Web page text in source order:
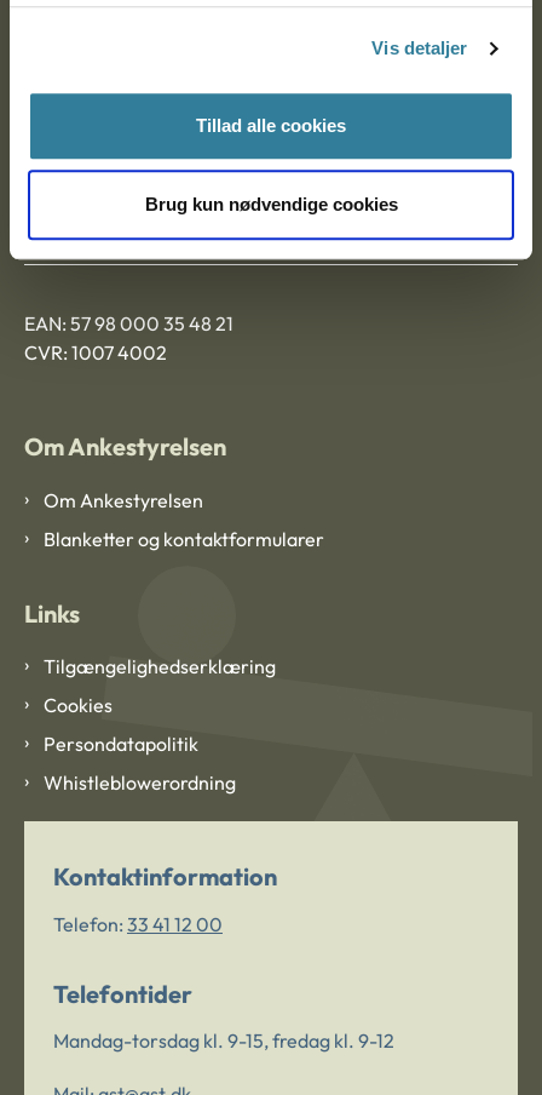
Vis detaljer
Tillad alle cookies
Brug kun nødvendige cookies
Ankestyrelsen Aalborg
EAN: 57 98 000 35 48 21
CVR: 1007 4002
Om Ankestyrelsen
Om Ankestyrelsen
Blanketter og kontaktformularer
Links
Tilgængelighedserklæring
Cookies
Persondatapolitik
Whistleblowerordning
Kontaktinformation
Telefon: 33 41 12 00
Telefontider
Mandag-torsdag kl. 9-15, fredag kl. 9-12